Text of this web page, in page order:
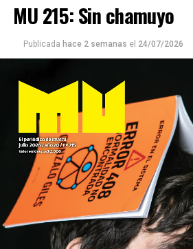
MU 215: Sin chamuyo
Publicada hace 2 semanas el 24/07/2026